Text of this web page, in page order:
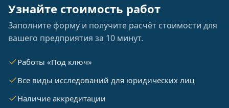
Узнайте стоимость работ
Заполните форму и получите расчёт стоимости для
вашего предприятия за 10 минут.
Работы «Под ключ»
Все виды исследований для юридических лиц
Наличие аккредитации